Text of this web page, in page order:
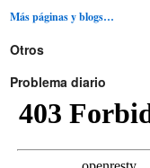
Más páginas y blogs…
Otros
Problema diario